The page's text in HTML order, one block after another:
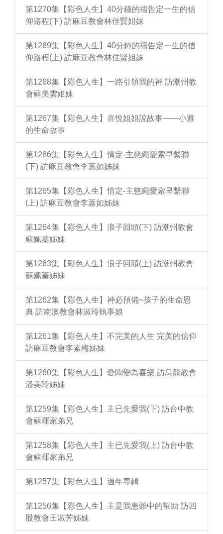
第1270集【彩色人生】40分鐘的禱告定一生的信
仰路程(下) 訪麻豆教會林佳賢姐妹
第1269集【彩色人生】40分鐘的禱告定一生的信
仰路程(上) 訪麻豆教會林佳賢姐妹
第1268集【彩色人生】一路引領我的神 訪潮州教
會蘇美雲姐妹
第1267集【彩色人生】喜悅姐姐說故事——小雅
的生命故事
第1266集【彩色人生】情定-主慈繩愛索早繫聯
(下) 訪麻豆教會李蕙如姊妹
第1265集【彩色人生】情定-主慈繩愛索早繫聯
(上) 訪麻豆教會李蕙如姊妹
第1264集【彩色人生】浪子回頭(下) 訪潮州教會
蘇姵蓁姊妹
第1263集【彩色人生】浪子回頭(上) 訪潮州教會
蘇姵蓁姊妹
第1262集【彩色人生】神必預備~孩子的生命恩
典 訪南澳教會林淑玲執事娘
第1261集【彩色人生】不完美的人生 完美的信仰
訪麻豆教會李素梅姊妹
第1260集【彩色人生】憂悶變為喜樂 訪烏龍教會
潘美玲姊妹
第1259集【彩色人生】主已先愛我(下) 訪台中教
會蘇暉家弟兄
第1258集【彩色人生】主已先愛我(上) 訪台中教
會蘇暉家弟兄
第1257集【彩色人生】過年專輯
第1256集【彩色人生】主是我患難中的幫助 訪四
股教會王淑芳姊妹